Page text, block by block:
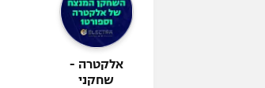
אלקטרה -
שחקני